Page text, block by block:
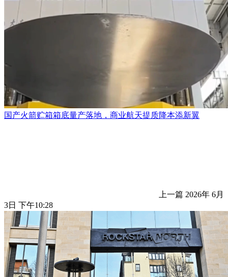
国产火箭贮箱箱底量产落地，商业航天提质降本添新翼
上一篇 2026年 6月
3日 下午10:28